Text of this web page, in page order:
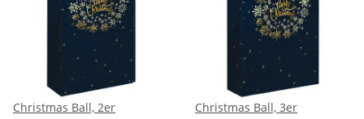
Christmas Ball, 2er
Christmas Ball, 3er